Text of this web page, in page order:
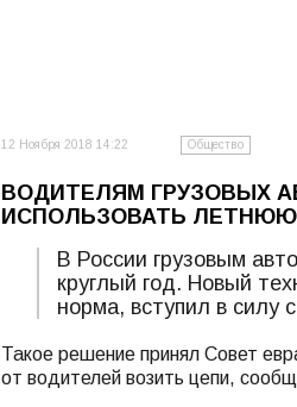
12 Ноября 2018 14:22 Общество
ВОДИТЕЛЯМ ГРУЗОВЫХ
ИСПОЛЬЗОВАТЬ ЛЕТНЮЮ
В России грузовым
круглый год. Новый
норма, вступил в силу
Такое решение принял Совет
от водителей возить цепи,